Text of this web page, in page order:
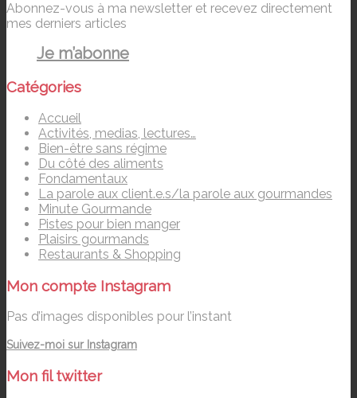
Abonnez-vous à ma newsletter et recevez directement
mes derniers articles
Je m’abonne
Catégories
Accueil
Activités, medias, lectures…
Bien-être sans régime
Du côté des aliments
Fondamentaux
La parole aux client.e.s/la parole aux gourmandes
Minute Gourmande
Pistes pour bien manger
Plaisirs gourmands
Restaurants & Shopping
Mon compte Instagram
Pas d’images disponibles pour l’instant
Suivez-moi sur Instagram
Mon fil twitter